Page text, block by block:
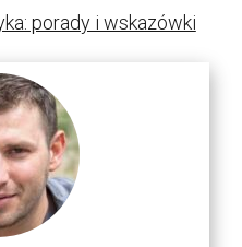
porady i wskazówki